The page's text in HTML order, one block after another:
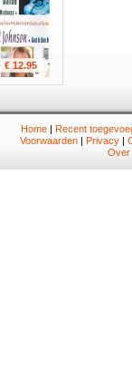
€ 12.95
Home| Recent
Voorwaarden | Privacy |
Over